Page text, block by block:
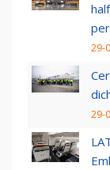
29-
29-